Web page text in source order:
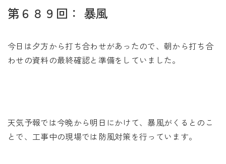
モデルハウス
未来に住み継ぐ平屋
お問い合わせ
第６８９回： 暴風
今日は夕方から打ち合わせがあったので、朝から打ち合
わせの資料の最終確認と準備をしていました。
天気予報では今晩から明日にかけて、暴風がくるとのこ
とで、工事中の現場では防風対策を行っています。